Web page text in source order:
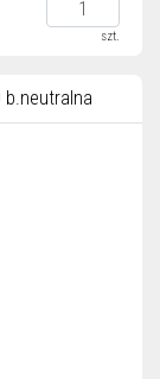
szt.
b.neutralna